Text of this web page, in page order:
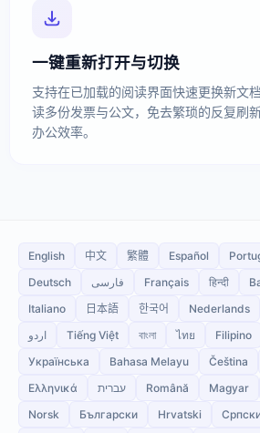
一键重新打开与切换
支持在已加载的阅读界面快速更换新文
读多份发票与公文，免去繁琐的反复刷
办公效率。
English 中文 繁體 Español
Deutsch
فارسی Français हिन्दी
Italiano
日本語 한국어 Nederlands
اردو
Tiếng Việt বাংলা ไทย Filipino
Українська
Bahasa Melayu Čeština
Ελληνικά
עברית Română Magyar
Norsk
Български Hrvatski